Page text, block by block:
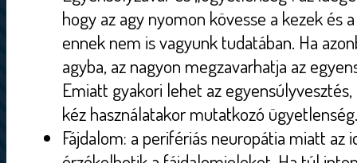
hogy az agy nyomon kövesse a kezek és
ennek nem is vagyunk tudatában. Ha
agyba, az nagyon megzavarhatja az
Emiatt gyakori lehet az
kéz használatakor mutatkozó
Fájdalom: a perifériás neuropátia miatt